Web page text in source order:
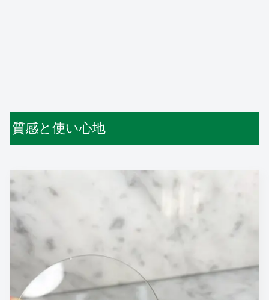
質感と使い心地